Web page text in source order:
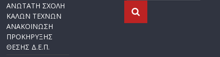
ΑΝΩΤΑΤΗ ΣΧΟΛΗ
ΚΑΛΩΝ ΤΕΧΝΩΝ
ΑΝΑΚΟΙΝΩΣΗ
ΠΡΟΚΗΡΥΞΗΣ
ΘΕΣΗΣ Δ.Ε.Π.